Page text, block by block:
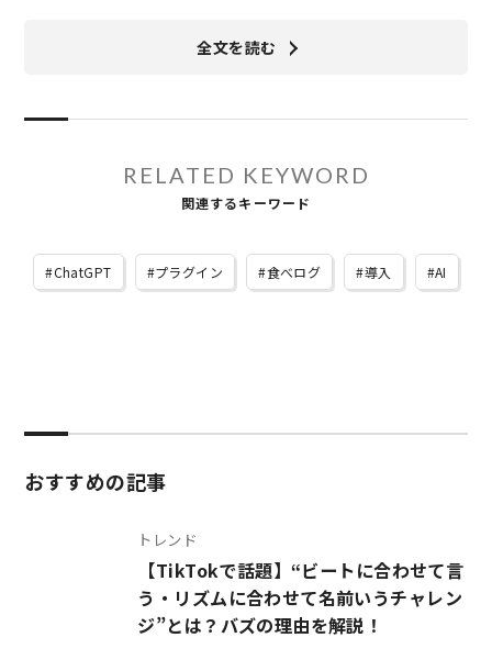
全文を読む
RELATED KEYWORD
関連するキーワード
ChatGPT プラグイン 食べログ 導入 AI
おすすめの記事
トレンド
【TikTokで話題】“ビートに合わせて言
う・リズムに合わせて名前いうチャレン
ジ”とは？バズの理由を解説！